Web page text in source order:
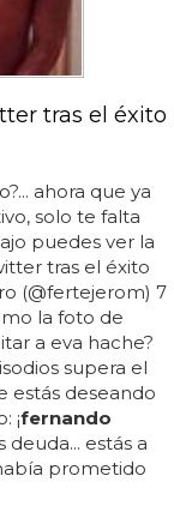
tras el éxito
ahora que ya
solo te falta
puedes ver la
tras el éxito
(@fertejerom) 7
la foto de
a eva hache?
supera el
estás deseando
¡fernando
estás a
prometido